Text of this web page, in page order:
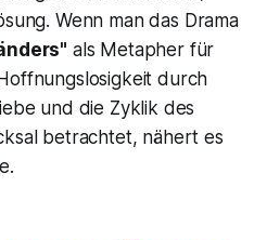
Wenn man das Drama
als Metapher für
durch
und die Zyklik des
betrachtet, nähert es